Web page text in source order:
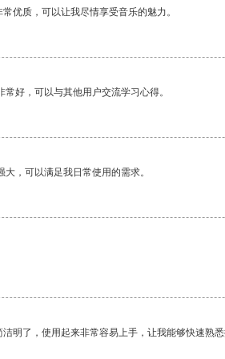
优质，可以让我尽情享受音乐的魅力。
好，可以与其他用户交流学习心得。
，可以满足我日常使用的需求。
明了，使用起来非常容易上手，让我能够快速熟